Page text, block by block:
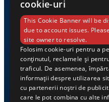
Știri din Valea
corect și la
conectează zi
importante
regiune.
cookie-uri
This Cookie Banner will be
due to account issues.
site owner to resolve.
Folosim cookie-uri pentru a
conținutul, reclamele și
traficul. De asemenea,
informații despre utilizarea
cu partenerii noștri de
care le pot combina cu alte